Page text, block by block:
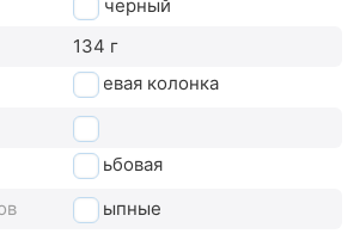
черный
134 г
рулевая колонка
1"
резьбовая
насыпные